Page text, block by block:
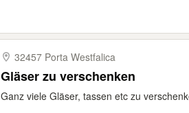
32457 Porta Westfalica
Gläser zu verschenken
Ganz viele Gläser, tassen etc zu